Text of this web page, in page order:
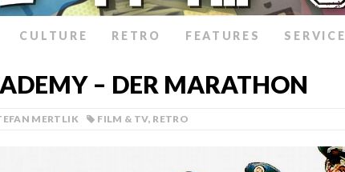
CULTURE RETRO FEATURES SERVICE
– DER MARATHON
MERTLIK FILM & TV, RETRO